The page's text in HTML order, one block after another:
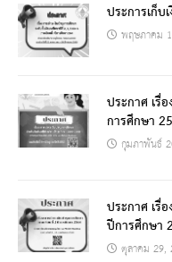
ประการเก็
พฤษภาคม
ประกาศ เรื่
การศึกษา
กุมภาพันธ์
ประกาศ เรื่
ปีการศึกษา
ตุลาคม 29,